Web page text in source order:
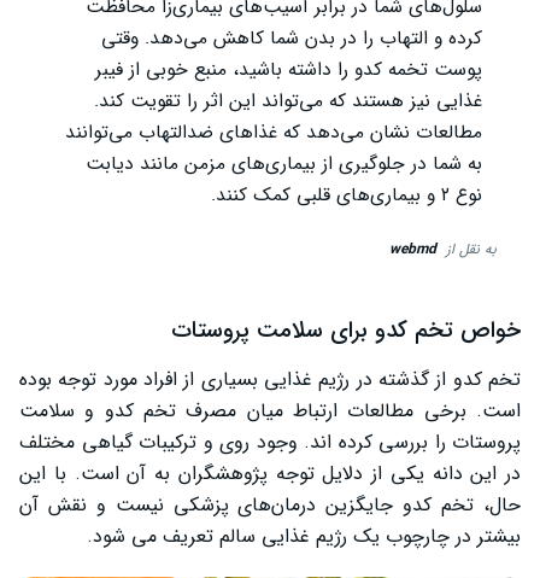
سلول‌های شما در برابر آسیب‌های بیماری‌زا محافظت
کرده و التهاب را در بدن شما کاهش می‌دهد. وقتی
پوست تخمه کدو را داشته باشید، منبع خوبی از فیبر
غذایی نیز هستند که می‌تواند این اثر را تقویت کند.
مطالعات نشان می‌دهد که غذاهای ضدالتهاب می‌توانند
به شما در جلوگیری از بیماری‌های مزمن مانند دیابت
نوع ۲ و بیماری‌های قلبی کمک کنند.
به نقل از webmd
خواص تخم کدو برای سلامت پروستات
تخم کدو از گذشته در رژیم غذایی بسیاری از افراد مورد توجه بوده
است. برخی مطالعات ارتباط میان مصرف تخم کدو و سلامت
پروستات را بررسی کرده ‌اند. وجود روی و ترکیبات گیاهی مختلف
در این دانه یکی از دلایل توجه پژوهشگران به آن است. با این
حال، تخم کدو جایگزین درمان‌های پزشکی نیست و نقش آن
بیشتر در چارچوب یک رژیم غذایی سالم تعریف می ‌شود.